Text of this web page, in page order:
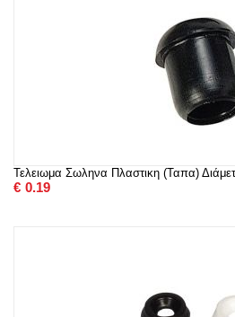
Τελειωμα Σωληνα Πλαστικη (Ταπα)
€ 0.19